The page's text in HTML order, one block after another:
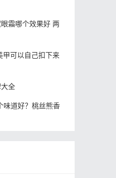
霜哪个效果好 两
甲可以自己扣下来
全
味道好？桃丝熊香